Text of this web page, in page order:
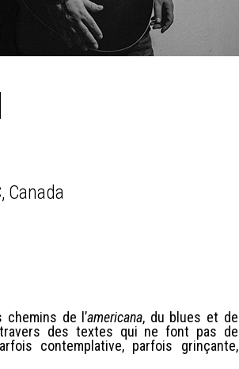
Canada
chemins de l’americana, du blues et de
des textes qui ne font pas de
contemplative, parfois grinçante,